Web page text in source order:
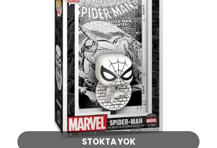
STOKTA YOK